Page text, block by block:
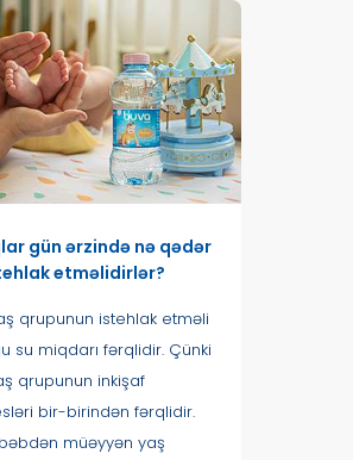
gün ərzində nə qədər
etməlidirlər?
qrupunun istehlak etməli
su miqdarı fərqlidir. Çünki
qrupunun inkişaf
bir-birindən fərqlidir.
müəyyən yaş